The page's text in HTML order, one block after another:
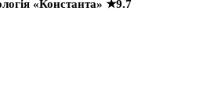
«Константа» ★9.7